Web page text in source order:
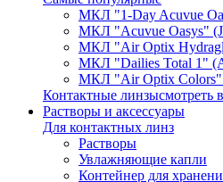
МКЛ "1-Day Acuvue
МКЛ "Acuvue Oasys"
МКЛ "Air Optix
МКЛ "Dailies Total 1"
МКЛ "Air Optix Colors"
Контактные линзысмотреть
Растворы и аксессуары
Для контактных линз
Растворы
Увлажняющие капли
Контейнер для